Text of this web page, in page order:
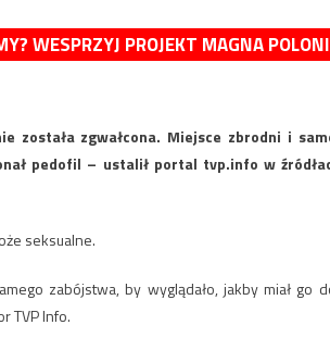
WESPRZYJ PROJEKT MAGNA
została zgwałcona. Miejsce zbrodni i
pedofil – ustalił portal tvp.info w
seksualne.
zabójstwa, by wyglądało, jakby miał go
TVP Info.